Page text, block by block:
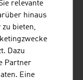
GMBH
und zählt
in der
relevante
hinaus
bieten,
Dazu
Partner
Eine